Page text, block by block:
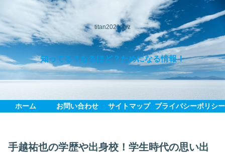
titan2021.xyz
知ってる？なるほど？ためになる情報！
ホーム お問い合わせ サイトマップ プライバシーポリシー
手越祐也の学歴や出身校！学生時代の思い出